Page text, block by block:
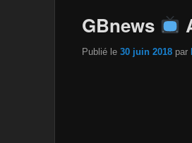
GBnews
Publié le 30 juin 2018 par